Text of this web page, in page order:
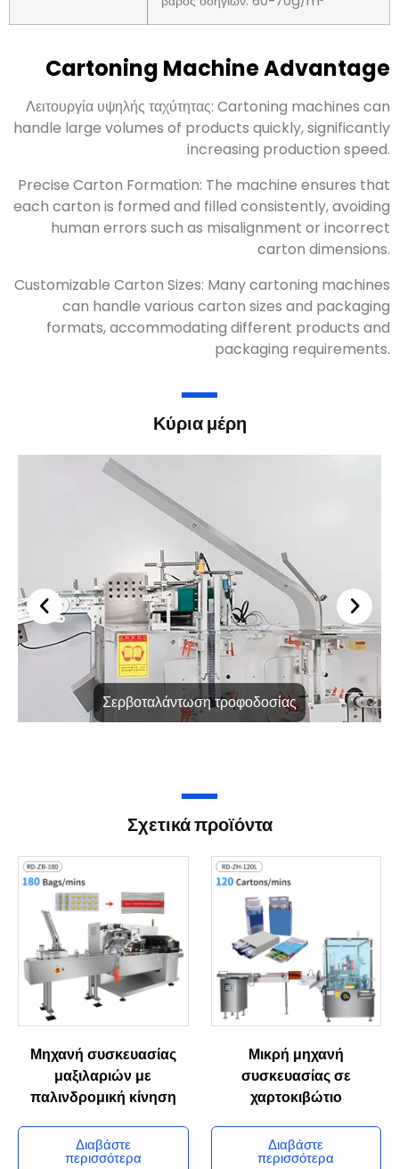
Cartoning Machine Advantage
Λειτουργία υψηλής ταχύτητας: Cartoning machines can
handle large volumes of products quickly,significantly
increasing production speed.
Precise Carton Formation: The machine ensures that
each carton is formed and filled consistently,avoiding
human errors such as misalignment or incorrect
carton dimensions.
Customizable Carton Sizes: Many cartoning machines
can handle various carton sizes and packaging
formats,accommodating different products and
packaging requirements.
Κύρια μέρη
Σερβοταλάντωση τροφοδοσίας
Σχετικά προϊόντα
Μηχανή συσκευασίας
μαξιλαριών με
παλινδρομική κίνηση
Διαβάστε
περισσότερα
Μικρή μηχανή
συσκευασίας σε
χαρτοκιβώτιο
Διαβάστε
περισσότερα